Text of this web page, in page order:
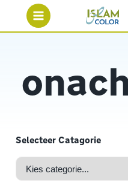
Selecteer Catagorie